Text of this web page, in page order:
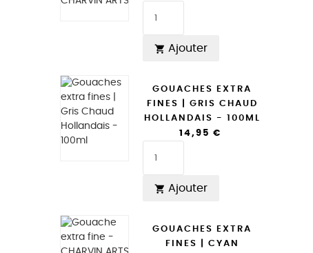
 Ajouter
GOUACHES EXTRA
FINES | GRIS CHAUD
HOLLANDAIS - 100ML
14,95 €
 Ajouter
GOUACHES EXTRA
FINES | CYAN